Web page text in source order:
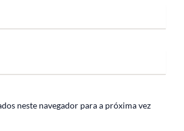
neste navegador para a próxima vez